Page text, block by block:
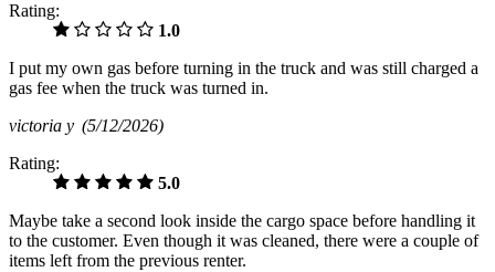
Rating:
1.0
I put my own gas before turning in the truck and was still charged a
gas fee when the truck was turned in.
victoria y (5/12/2026)
Rating:
5.0
Maybe take a second look inside the cargo space before handling it
to the customer. Even though it was cleaned, there were a couple of
items left from the previous renter.